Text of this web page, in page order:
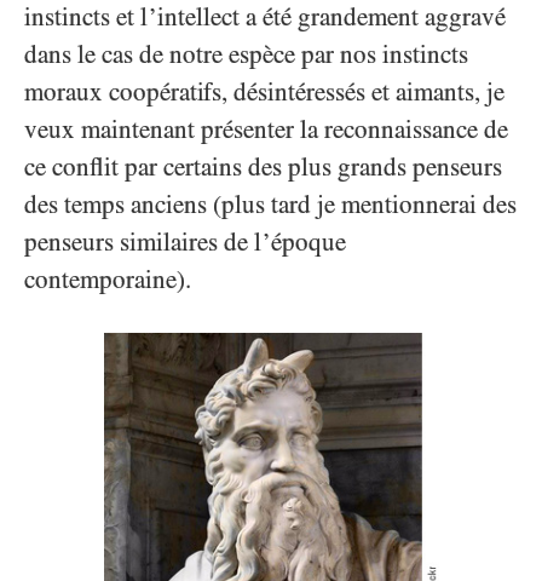
instincts et l’intellect a été grandement aggravé
dans le cas de notre espèce par nos instincts
moraux coopératifs, désintéressés et aimants, je
veux maintenant présenter la reconnaissance de
ce conflit par certains des plus grands penseurs
des temps anciens (plus tard je mentionnerai des
penseurs similaires de l’époque
contemporaine).